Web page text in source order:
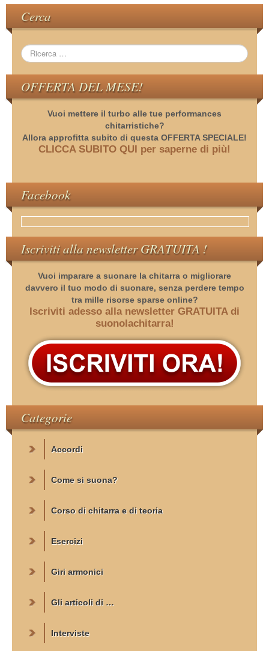
Cerca
OFFERTA DEL MESE!
Vuoi mettere il turbo alle tue performances
chitarristiche?
Allora approfitta subito di questa OFFERTA SPECIALE!
CLICCA SUBITO QUI per saperne di più!
Facebook
Iscriviti alla newsletter GRATUITA !
Vuoi imparare a suonare la chitarra o migliorare
davvero il tuo modo di suonare, senza perdere tempo
tra mille risorse sparse online?
Iscriviti adesso alla newsletter GRATUITA di
suonolachitarra!
Categorie
Accordi
Come si suona?
Corso di chitarra e di teoria
Esercizi
Giri armonici
Gli articoli di …
Interviste